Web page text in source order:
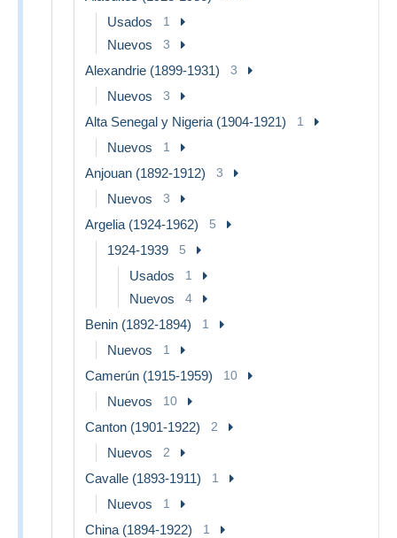
Usados 1
Nuevos 3
Alexandrie (1899-1931) 3
Nuevos 3
Alta Senegal y Nigeria (1904-1921) 1
Nuevos 1
Anjouan (1892-1912) 3
Nuevos 3
Argelia (1924-1962) 5
1924-1939 5
Usados 1
Nuevos 4
Benin (1892-1894) 1
Nuevos 1
Camerún (1915-1959) 10
Nuevos 10
Canton (1901-1922) 2
Nuevos 2
Cavalle (1893-1911) 1
Nuevos 1
China (1894-1922) 1